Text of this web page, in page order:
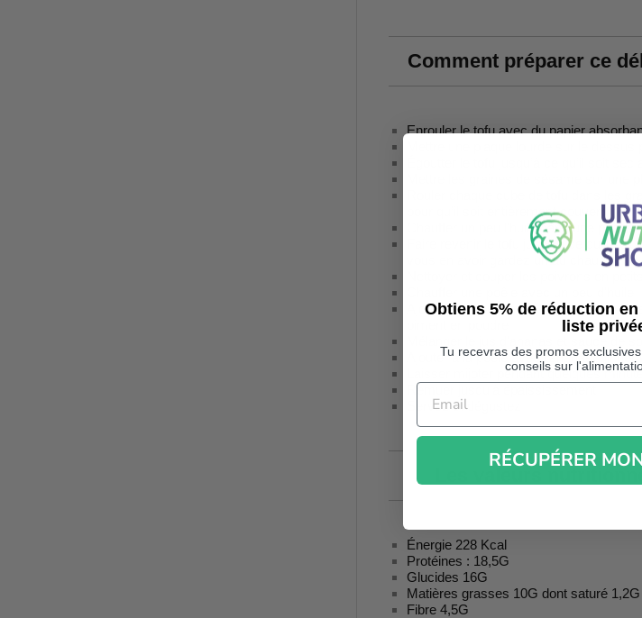
Comment préparer ce
Enrouler le tofu avec du papier
Mettre une plaque lourde sur le
Égoutter le tofu jusqu’à ce qu’il soit
Rouler chaque cube de tofu dans les
pour qu’il soit entièrement couvert
Chauffer un peu l'huile dans une poêle à
Faire revenir le tofu jusqu'à ce qu’il
vous en avoir gardez un au chaud)
Ajouter les poivrons et le gingembre
Mélanger le jus d'ananas et sauce de
Ajouter à la poêle avec l’ananas,
Laisser mijoter pendant quelques
Remuer jusqu'à épaississement
Servez et dégustez
Les valeurs
Énergie 228 Kcal
Protéines : 18,5G
Glucides 16G
Matières grasses 10G dont saturé 1,2G
Fibre 4,5G
Obtiens 5% de réduction
liste
Tu recevras des promos
conseils sur
RÉCUPÉRER